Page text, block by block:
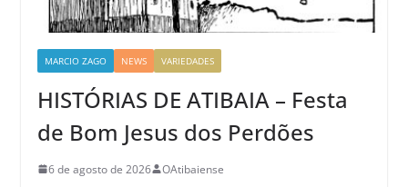
MARCIO ZAGO NEWS VARIEDADES
HISTÓRIAS DE ATIBAIA – Festa
de Bom Jesus dos Perdões
6 de agosto de 2026 OAtibaiense